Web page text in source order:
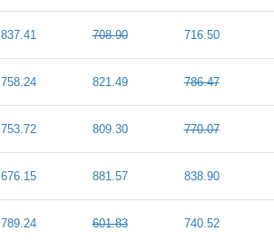
837.41 708.90 716.50
758.24 821.49 786.47
753.72 809.30 770.07
676.15 881.57 838.90
789.24 601.83 740.52